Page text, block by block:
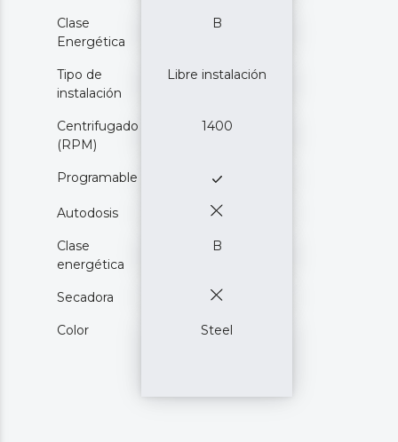
Clase
Energética
B
Tipo de
instalación
Libre instalación
Centrifugado
(RPM)
1400
Programable
Autodosis
Clase
energética
B
Secadora
Color Steel